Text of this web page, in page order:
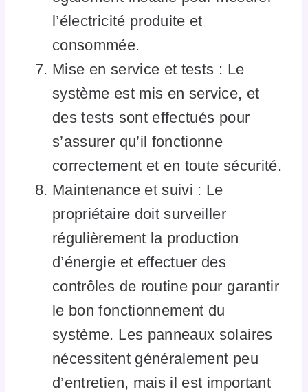
l’électricité produite et
consommée.
Mise en service et tests : Le
système est mis en service, et
des tests sont effectués pour
s’assurer qu’il fonctionne
correctement et en toute sécurité.
Maintenance et suivi : Le
propriétaire doit surveiller
régulièrement la production
d’énergie et effectuer des
contrôles de routine pour garantir
le bon fonctionnement du
système. Les panneaux solaires
nécessitent généralement peu
d’entretien, mais il est important